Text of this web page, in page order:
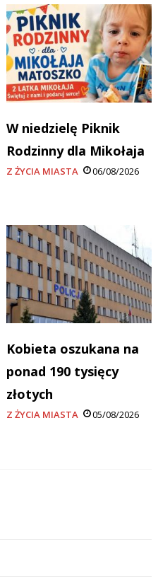
W niedzielę Piknik
Rodzinny dla Mikołaja
Z ŻYCIA MIASTA 06/08/2026
Kobieta oszukana na
ponad 190 tysięcy
złotych
Z ŻYCIA MIASTA 05/08/2026